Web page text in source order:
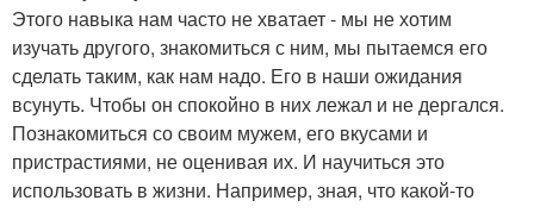
Этого навыка нам часто не хватает - мы не хотим
изучать другого, знакомиться с ним, мы пытаемся его
сделать таким, как нам надо. Его в наши ожидания
всунуть. Чтобы он спокойно в них лежал и не дергался.
Познакомиться со своим мужем, его вкусами и
пристрастиями, не оценивая их. И научиться это
использовать в жизни. Например, зная, что какой-то